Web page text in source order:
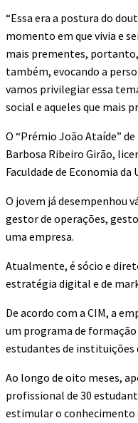
“Essa era a postura do
momento em que vivia e
mais prementes, portanto,
também, evocando a
vamos privilegiar essa
social e aqueles que mais
O “Prémio João Ataíde”
Barbosa Ribeiro Girão,
Faculdade de Economia da
O jovem já desempenhou
gestor de operações,
uma empresa.
Atualmente, é sócio e
estratégia digital e de
De acordo com a CIM, a
um programa de
estudantes de instituições
Ao longo de oito meses,
profissional de 30
estimular o